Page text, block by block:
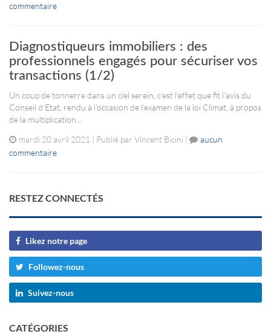
commentaire
Diagnostiqueurs immobiliers : des
professionnels engagés pour sécuriser vos
transactions (1/2)
Un coup de tonnerre dans un ciel serein, c’est l’effet que fit l’avis du
Conseil d’Etat, rendu à l’occasion de l’examen de la loi Climat, à propos
de la multiplication…
mardi 20 avril 2021 | Publié par Vincent Bicini |
aucun
commentaire
RESTEZ CONNECTÉS
Likez notre page
Followez-nous
Suivez-nous
CATÉGORIES